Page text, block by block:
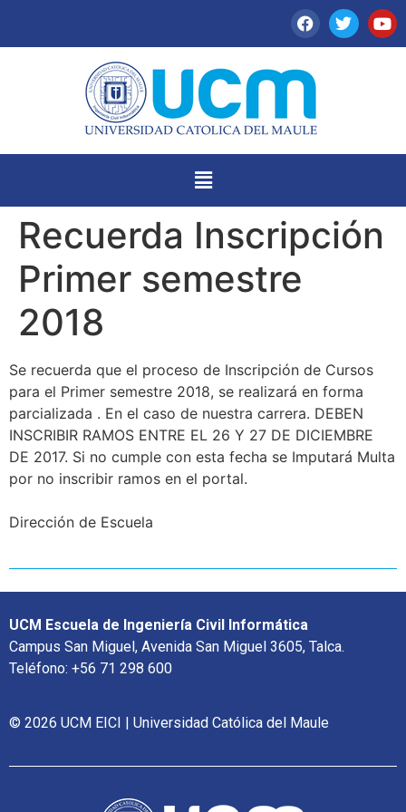
Recuerda Inscripción
Primer semestre
2018
Se recuerda que el proceso de Inscripción de Cursos
para el Primer semestre 2018, se realizará en forma
parcializada . En el caso de nuestra carrera. DEBEN
INSCRIBIR RAMOS ENTRE EL 26 Y 27 DE DICIEMBRE
DE 2017. Si no cumple con esta fecha se Imputará Multa
por no inscribir ramos en el portal.
Dirección de Escuela
UCM Escuela de Ingeniería Civil Informática
Campus San Miguel, Avenida San Miguel 3605, Talca.
Teléfono: +56 71 298 600
© 2026 UCM EICI | Universidad Católica del Maule